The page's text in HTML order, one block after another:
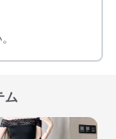
ム